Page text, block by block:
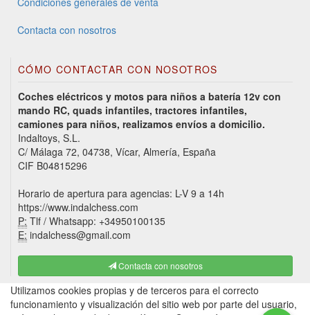
Contacta con nosotros
CÓMO CONTACTAR CON NOSOTROS
Coches eléctricos y motos para niños a batería 12v con
mando RC, quads infantiles, tractores infantiles,
camiones para niños, realizamos envíos a domicilio.
Indaltoys, S.L.
C/ Málaga 72, 04738, Vícar, Almería, España
CIF B04815296
Horario de apertura para agencias: L-V 9 a 14h
https://www.indalchess.com
P: Tlf / Whatsapp: +34950100135
E: indalchess@gmail.com
Contacta con nosotros
Utilizamos cookies propias y de terceros para el correcto
funcionamiento y visualización del sitio web por parte del usuario,